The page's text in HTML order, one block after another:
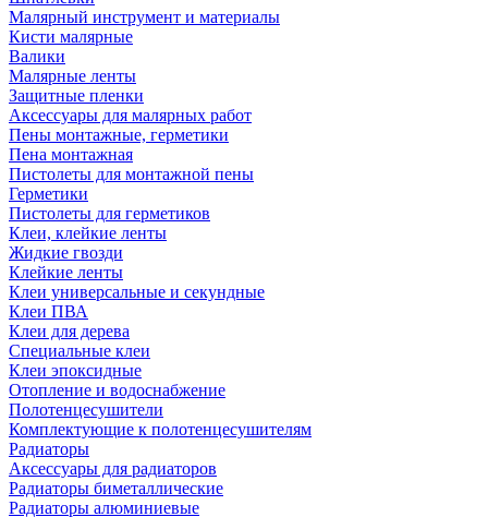
Малярный инструмент и материалы
Кисти малярные
Валики
Малярные ленты
Защитные пленки
Аксессуары для малярных работ
Пены монтажные, герметики
Пена монтажная
Пистолеты для монтажной пены
Герметики
Пистолеты для герметиков
Клеи, клейкие ленты
Жидкие гвозди
Клейкие ленты
Клеи универсальные и секундные
Клеи ПВА
Клеи для дерева
Специальные клеи
Клеи эпоксидные
Отопление и водоснабжение
Полотенцесушители
Комплектующие к полотенцесушителям
Радиаторы
Аксессуары для радиаторов
Радиаторы биметаллические
Радиаторы алюминиевые